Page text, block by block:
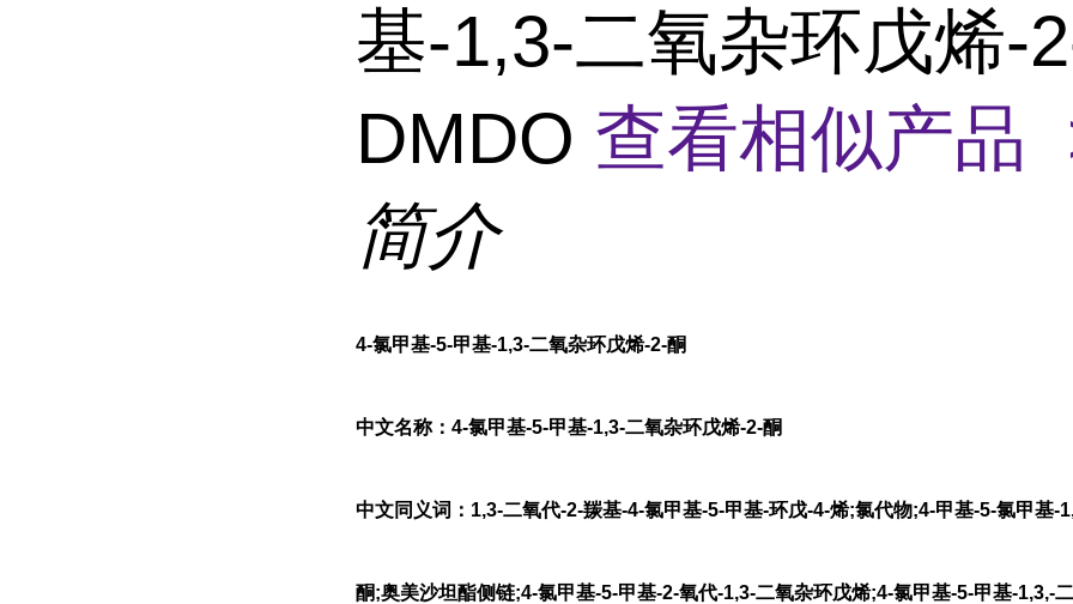
基-1,3-二氧杂环戊烯-
DMDO 查看相似产品
简介
4-氯甲基-5-甲基-1,3-二氧杂环戊烯-2-酮
中文名称：4-氯甲基-5-甲基-1,3-二氧杂环戊烯-2-酮
中文同义词：1,3-二氧代-2-羰基-4-氯甲基-5-甲基-环戊-4-烯;氯代物;4-甲基-5-氯甲基-
酮;奥美沙坦酯侧链;4-氯甲基-5-甲基-2-氧代-1,3-二氧杂环戊烯;4-氯甲基-5-甲基-1,3,-